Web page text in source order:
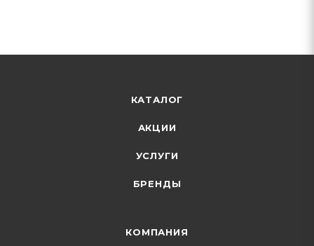
КАТАЛОГ
АКЦИИ
УСЛУГИ
БРЕНДЫ
КОМПАНИЯ